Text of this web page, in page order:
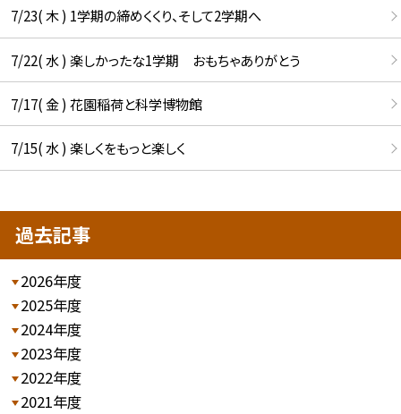
7/23( 木 ) 1学期の締めくくり、そして2学期へ
7/22( 水 ) 楽しかったな1学期 おもちゃありがとう
7/17( 金 ) 花園稲荷と科学博物館
7/15( 水 ) 楽しくをもっと楽しく
過去記事
2026年度
2025年度
2024年度
2023年度
2022年度
2021年度